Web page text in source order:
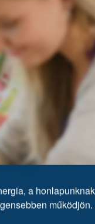
a
működjön.
Tesztírás előtt egy
IQ-